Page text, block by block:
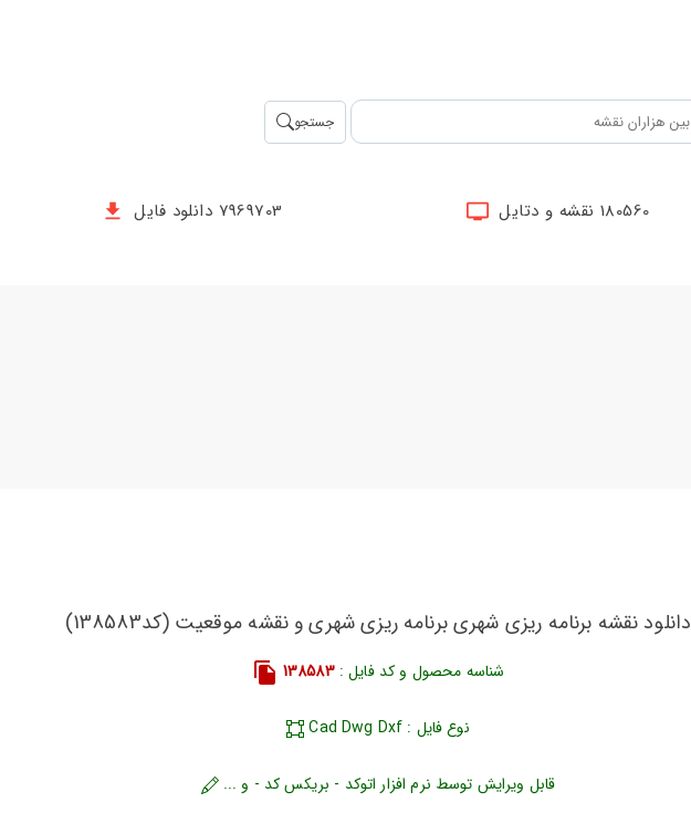
جستجو
180560 نقشه و دتایل 7969703 دانلود فایل
دانلود نقشه برنامه ریزی شهری برنامه ریزی شهری و نقشه موقعیت (کد138583)
شناسه محصول و کد فایل :138583
نوع فایل : Cad Dwg Dxf
قابل ویرایش توسط نرم افزار اتوکد - بریکس کد - و ...